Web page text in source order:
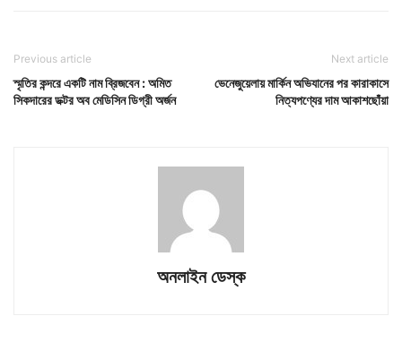
Previous article
স্মৃতির কন্দরে একটি নাম ব্রিজবেন : অমিত
সিকদারের ডক্টর অব মেডিসিন ডিগ্রী অর্জন
Next article
ভেনেজুয়েলায় মার্কিন অভিযানের পর কারাকাসে
নিত্যপণ্যের দাম আকাশছোঁয়া
অনলাইন ডেস্ক